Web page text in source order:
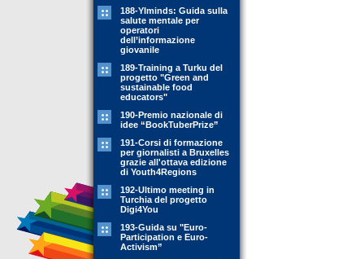
188-YIminds: Guida sulla
salute mentale per
operatori
dell’informazione
giovanile
189-Training a Turku del
progetto "Green and
sustainable food
educators"
190-Premio nazionale di
idee “BookTuberPrize”
191-Corsi di formazione
per giornalisti a Bruxelles
grazie all'ottava edizione
di Youth4Regions
192-Ultimo meeting in
Turchia del progetto
Digi4You
193-Guida su "Euro-
Participation e Euro-
Activism”